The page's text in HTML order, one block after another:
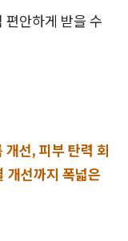
편안하게 받을 수
개선, 피부 탄력 회
개선까지 폭넓은